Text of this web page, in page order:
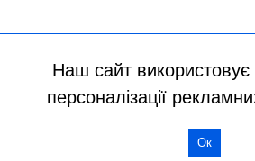
Наш сайт
персоналізації
Ок